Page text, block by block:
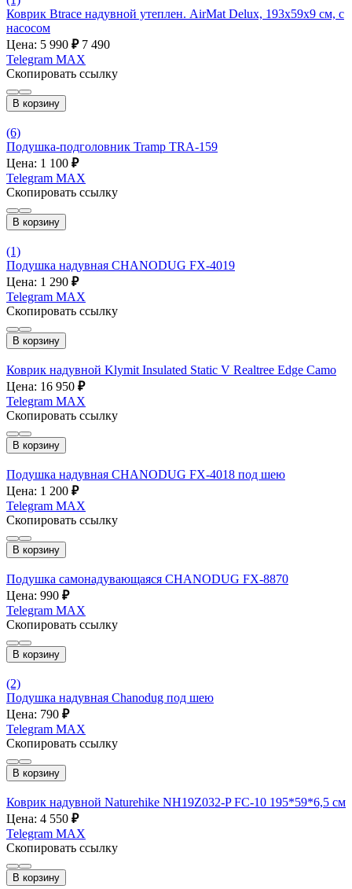
Коврик Btrace надувной утеплен. AirMat Delux, 193x59x9 см, с
насосом
Цена: 5 990 ₽ 7 490
Telegram MAX
Скопировать ссылку
В корзину
(6)
Подушка-подголовник Tramp TRA-159
Цена: 1 100 ₽
Telegram MAX
Скопировать ссылку
В корзину
(1)
Подушка надувная CHANODUG FX-4019
Цена: 1 290 ₽
Telegram MAX
Скопировать ссылку
В корзину
Коврик надувной Klymit Insulated Static V Realtree Edge Camo
Цена: 16 950 ₽
Telegram MAX
Скопировать ссылку
В корзину
Подушка надувная CHANODUG FX-4018 под шею
Цена: 1 200 ₽
Telegram MAX
Скопировать ссылку
В корзину
Подушка самонадувающаяся CHANODUG FX-8870
Цена: 990 ₽
Telegram MAX
Скопировать ссылку
В корзину
(2)
Подушка надувная Chanodug под шею
Цена: 790 ₽
Telegram MAX
Скопировать ссылку
В корзину
Коврик надувной Naturehike NH19Z032-P FC-10 195*59*6,5 см
Цена: 4 550 ₽
Telegram MAX
Скопировать ссылку
В корзину